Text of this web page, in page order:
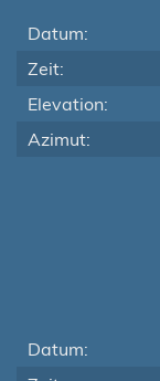
Datum:
Zeit:
Elevation:
Azimut:
Datum: